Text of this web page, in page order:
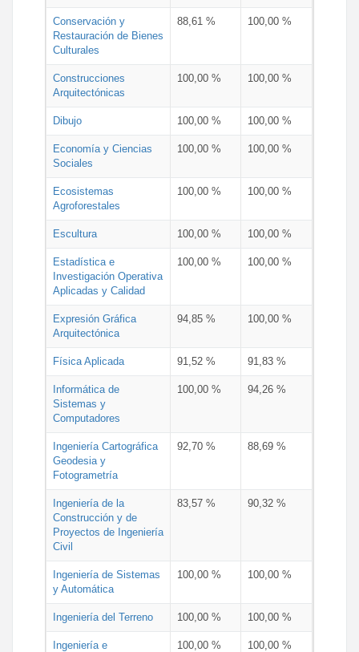
Conservación y
Restauración de Bienes
Culturales
88,61 % 100,00 %
Construcciones
Arquitectónicas
100,00 % 100,00 %
Dibujo 100,00 % 100,00 %
Economía y Ciencias
Sociales
100,00 % 100,00 %
Ecosistemas
Agroforestales
100,00 % 100,00 %
Escultura 100,00 % 100,00 %
Estadística e
Investigación Operativa
Aplicadas y Calidad
100,00 % 100,00 %
Expresión Gráfica
Arquitectónica
94,85 % 100,00 %
Física Aplicada 91,52 % 91,83 %
Informática de
Sistemas y
Computadores
100,00 % 94,26 %
Ingeniería Cartográfica
Geodesia y
Fotogrametría
92,70 % 88,69 %
Ingeniería de la
Construcción y de
Proyectos de Ingeniería
Civil
83,57 % 90,32 %
Ingeniería de Sistemas
y Automática
100,00 % 100,00 %
Ingeniería del Terreno 100,00 % 100,00 %
Ingeniería e
100,00 % 100,00 %